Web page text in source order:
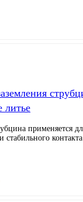
литье
применяется
стабильного